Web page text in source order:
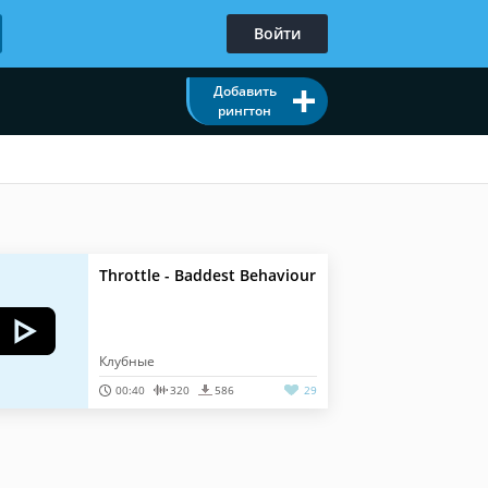
Войти
Добавить
рингтон
Throttle - Baddest Behaviour
Клубные
00:40 320 586 29